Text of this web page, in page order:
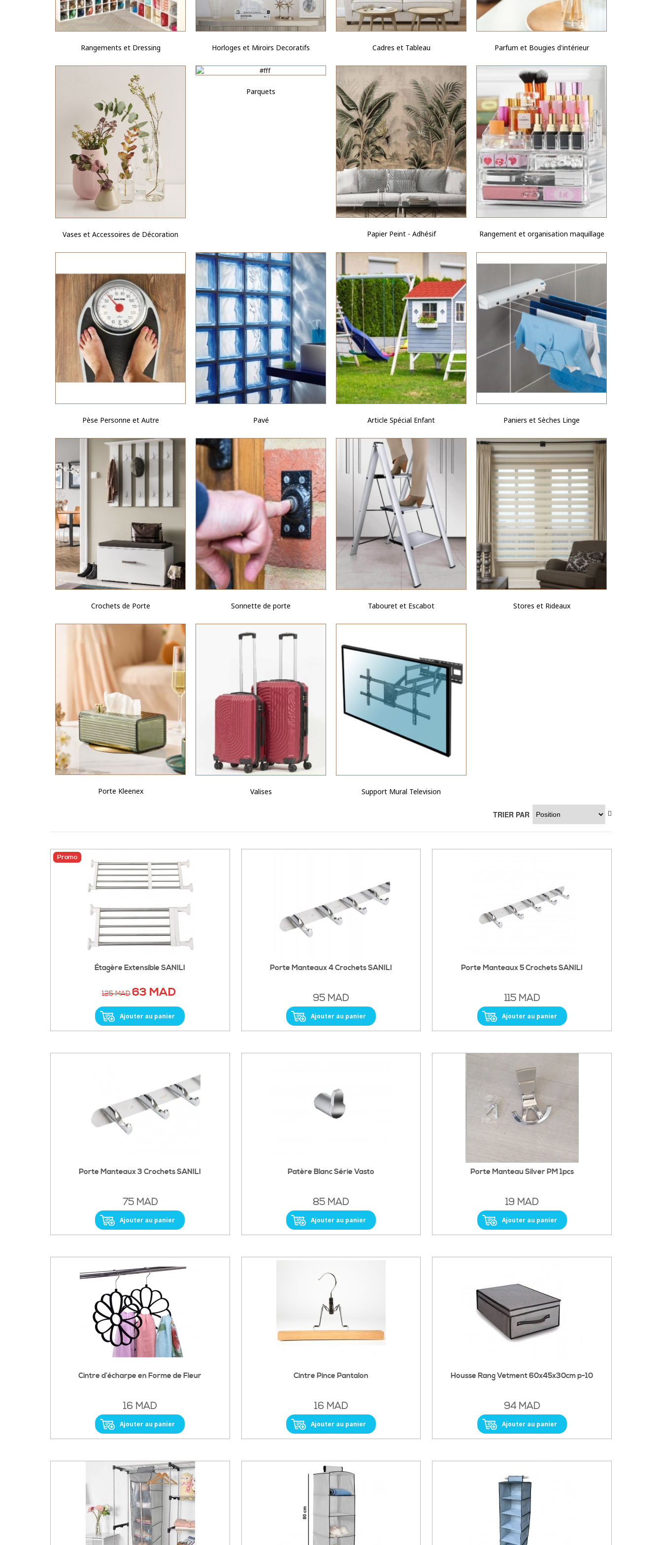
Rangements et Dressing Horloges et Miroirs Decoratifs Cadres et Tableau Parfum et Bougies d'intérieur
Vases et Accessoires de Décoration
Parquets
Papier Peint - Adhésif Rangement et organisation maquillage
Pèse Personne et Autre Pavé Article Spécial Enfant Paniers et Sèches Linge
Crochets de Porte Sonnette de porte Tabouret et Escabot Stores et Rideaux
Porte Kleenex Valises Support Mural Television
TRIER PAR
Étagère Extensible SANILI
Promo
125 MAD63 MAD
Ajouter au panier
Porte Manteaux 4 Crochets SANILI
95 MAD
Ajouter au panier
Porte Manteaux 5 Crochets SANILI
115 MAD
Ajouter au panier
Porte Manteaux 3 Crochets SANILI
75 MAD
Ajouter au panier
Patère Blanc Série Vasto
85 MAD
Ajouter au panier
Porte Manteau Silver PM 1pcs
19 MAD
Ajouter au panier
Cintre d’écharpe en Forme de Fleur
16 MAD
Ajouter au panier
Cintre Pince Pantalon
16 MAD
Ajouter au panier
Housse Rang Vetment 60x45x30cm p-10
94 MAD
Ajouter au panier